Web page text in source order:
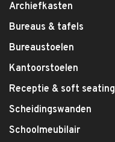
Archiefkasten
Bureaus & tafels
Bureaustoelen
Kantoorstoelen
Receptie & soft seating
Scheidingswanden
Schoolmeubilair